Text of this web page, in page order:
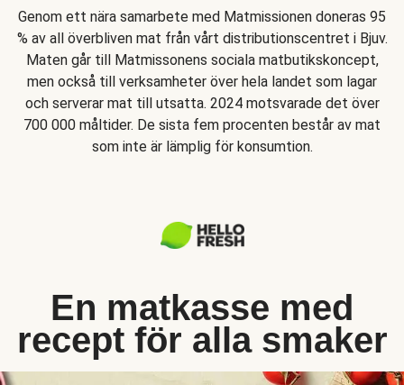
Genom ett nära samarbete med Matmissionen doneras 95
% av all överbliven mat från vårt distributionscentret i Bjuv.
Maten går till Matmissonens sociala matbutikskoncept,
men också till verksamheter över hela landet som lagar
och serverar mat till utsatta. 2024 motsvarade det över
700 000 måltider. De sista fem procenten består av mat
som inte är lämplig för konsumtion.
En matkasse med
recept för alla smaker